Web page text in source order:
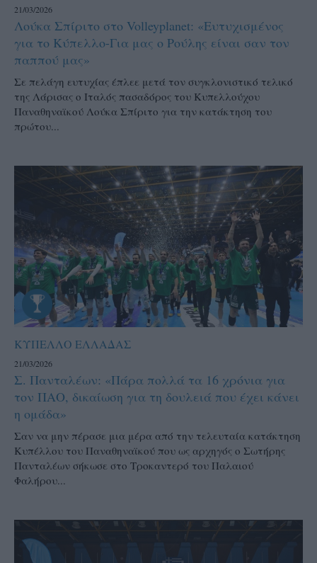
21/03/2026
Λούκα Σπίριτο στο Volleyplanet: «Ευτυχισμένος
για το Κύπελλο-Για μας ο Ρούλης είναι σαν τον
παππού μας»
Σε πελάγη ευτυχίας έπλεε μετά τον συγκλονιστικό τελικό
της Λάρισας ο Ιταλός πασαδόρος του Κυπελλούχου
Παναθηναϊκού Λούκα Σπίριτο για την κατάκτηση του
πρώτου...
ΚΥΠΕΛΛΟ ΕΛΛΑΔΑΣ
21/03/2026
Σ. Πανταλέων: «Πάρα πολλά τα 16 χρόνια για
τον ΠΑΟ, δικαίωση για τη δουλειά που έχει κάνει
η ομάδα»
Σαν να μην πέρασε μια μέρα από την τελευταία κατάκτηση
Κυπέλλου του Παναθηναϊκού που ως αρχηγός ο Σωτήρης
Πανταλέων σήκωσε στο Τροκαντερό του Παλαιού
Φαλήρου...